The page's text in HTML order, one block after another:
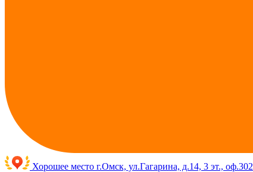
Хорошее место г.Омск, ул.Гагарина, д.14, 3 эт., оф.302